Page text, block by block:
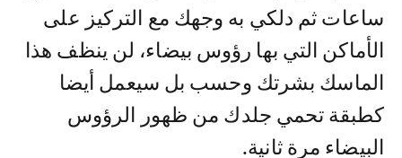
ساعات ثم دلكي به وجهك مع التركيز على
الأماكن التي بها رؤوس بيضاء، لن ينظف هذا
الماسك بشرتك وحسب بل سيعمل أيضا
كطبقة تحمي جلدك من ظهور الرؤوس
البيضاء مرة ثانية.